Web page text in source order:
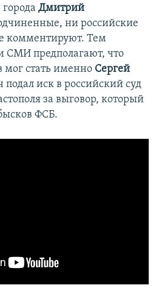
Дмитрий
ни российские
комментируют. Тем
СМИ предполагают, что
стать именно Сергей
подал иск в российский суд
за выговор, который
ФСБ.